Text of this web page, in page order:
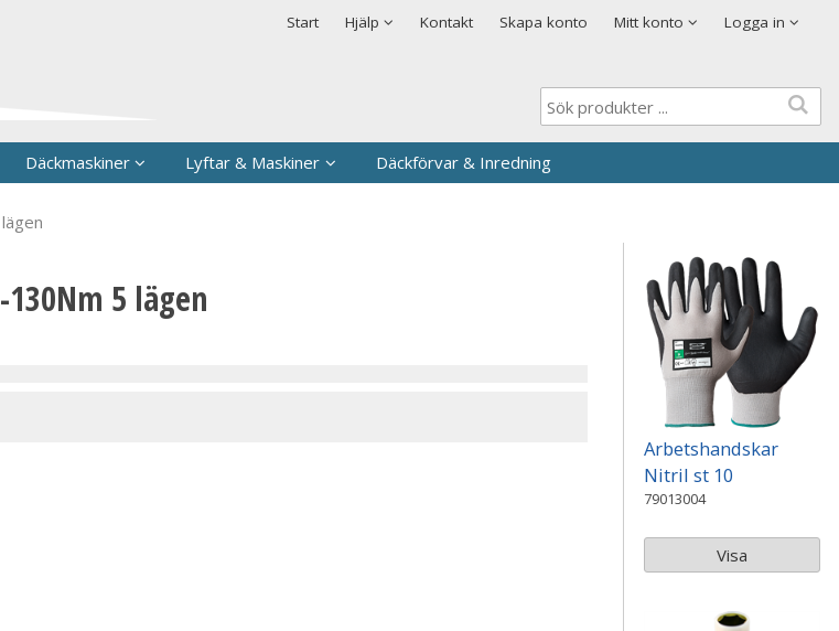
Start Hjälp
Säkerhet & Cookies Kontakt Skapa konto Mitt konto Logga in
Lösenord*
Kom ihåg mig
Däckmaskiner Lyftar & Maskiner Däckförvar & Inredning
5 lägen
Arbetshandskar
Nitril st 10
79013004
Visa